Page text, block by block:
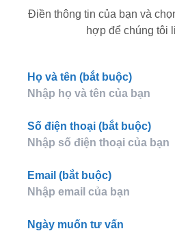
Điền thông tin của bạn và
hợp để chúng tôi
Họ và tên (bắt buộc)
Số điện thoại (bắt buộc)
Email (bắt buộc)
Ngày muốn tư vấn